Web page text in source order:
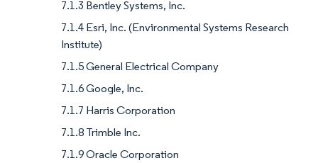
7.1.3 Bentley Systems, Inc.
7.1.4 Esri, Inc. (Environmental Systems Research
Institute)
7.1.5 General Electrical Company
7.1.6 Google, Inc.
7.1.7 Harris Corporation
7.1.8 Trimble Inc.
7.1.9 Oracle Corporation